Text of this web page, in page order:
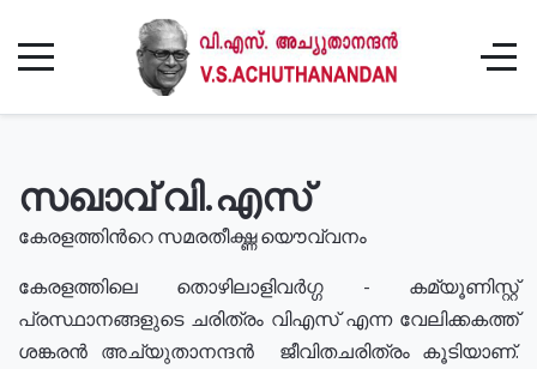
സഖാവ് വി.എസ്
കേരളത്തിൻറെ സമരതീക്ഷ്ണ യൌവ്വനം
കേരളത്തിലെ തൊഴിലാളിവർഗ്ഗ - കമ്യൂണിസ്റ്റ്
പ്രസ്ഥാനങ്ങളുടെ ചരിത്രം വിഎസ് എന്ന വേലിക്കകത്ത്
ശങ്കരൻ അച്യുതാനന്ദൻ ജീവിതചരിത്രം കൂടിയാണ്.